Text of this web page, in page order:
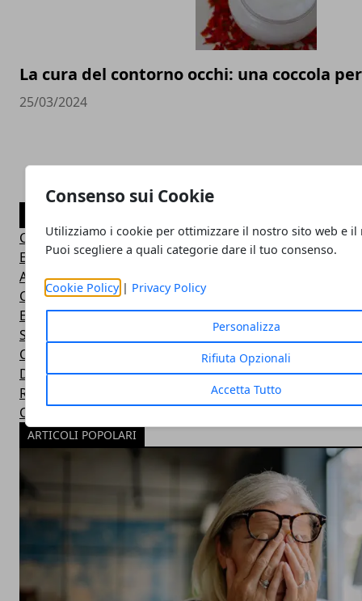
Consenso sui Cookie
Utilizziamo i cookie per ottimizzare il nostro sito web e il
Puoi scegliere a quali categorie dare il tuo consenso.
Cookie Policy| Privacy Policy
Personalizza
Rifiuta Opzionali
Accetta Tutto
La cura del contorno occhi: una coccola
25/03/2024
Consigli Salute e Benessere
Eventi Sport-Salute-Benessere
Alimentazione e Salute
Consigli e Prodotti Bellezza
Esercizi Ginnastica in Casa
Sintomi Malattie e Cura
Centri Benessere Spa e Terme
Dieta per Dimagrire
Ricette Dietetiche Light
Corsi Fitness in Palestra
ARTICOLI POPOLARI